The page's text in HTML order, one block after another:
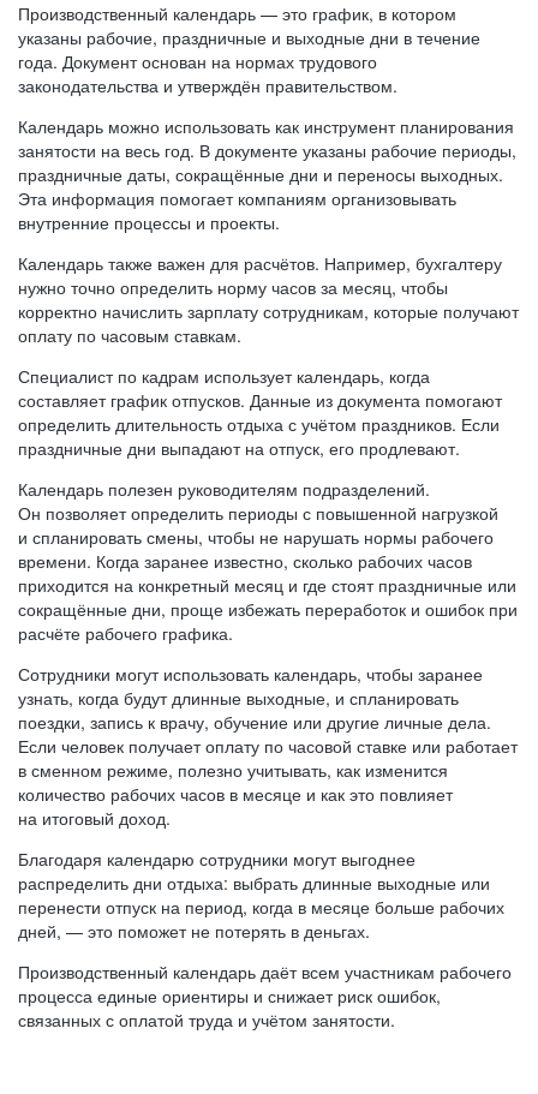
Производственный календарь — это график, в котором
указаны рабочие, праздничные и выходные дни в течение
года. Документ основан на нормах трудового
законодательства и утверждён правительством.
Календарь можно использовать как инструмент планирования
занятости на весь год. В документе указаны рабочие периоды,
праздничные даты, сокращённые дни и переносы выходных.
Эта информация помогает компаниям организовывать
внутренние процессы и проекты.
Календарь также важен для расчётов. Например, бухгалтеру
нужно точно определить норму часов за месяц, чтобы
корректно начислить зарплату сотрудникам, которые получают
оплату по часовым ставкам.
Специалист по кадрам использует календарь, когда
составляет график отпусков. Данные из документа помогают
определить длительность отдыха с учётом праздников. Если
праздничные дни выпадают на отпуск, его продлевают.
Календарь полезен руководителям подразделений.
Он позволяет определить периоды с повышенной нагрузкой
и спланировать смены, чтобы не нарушать нормы рабочего
времени. Когда заранее известно, сколько рабочих часов
приходится на конкретный месяц и где стоят праздничные или
сокращённые дни, проще избежать переработок и ошибок при
расчёте рабочего графика.
Сотрудники могут использовать календарь, чтобы заранее
узнать, когда будут длинные выходные, и спланировать
поездки, запись к врачу, обучение или другие личные дела.
Если человек получает оплату по часовой ставке или работает
в сменном режиме, полезно учитывать, как изменится
количество рабочих часов в месяце и как это повлияет
на итоговый доход.
Благодаря календарю сотрудники могут выгоднее
распределить дни отдыха: выбрать длинные выходные или
перенести отпуск на период, когда в месяце больше рабочих
дней, — это поможет не потерять в деньгах.
Производственный календарь даёт всем участникам рабочего
процесса единые ориентиры и снижает риск ошибок,
связанных с оплатой труда и учётом занятости.